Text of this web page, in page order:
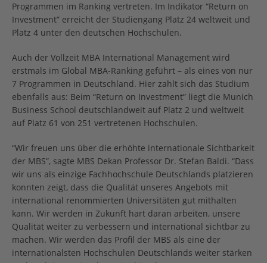
Programmen im Ranking vertreten. Im Indikator “Return on
Investment” erreicht der Studiengang Platz 24 weltweit und
Platz 4 unter den deutschen Hochschulen.
Auch der Vollzeit MBA International Management wird
erstmals im Global MBA-Ranking geführt – als eines von nur
7 Programmen in Deutschland. Hier zahlt sich das Studium
ebenfalls aus: Beim “Return on Investment” liegt die Munich
Business School deutschlandweit auf Platz 2 und weltweit
auf Platz 61 von 251 vertretenen Hochschulen.
“Wir freuen uns über die erhöhte internationale Sichtbarkeit
der MBS”, sagte MBS Dekan Professor Dr. Stefan Baldi. “Dass
wir uns als einzige Fachhochschule Deutschlands platzieren
konnten zeigt, dass die Qualität unseres Angebots mit
international renommierten Universitäten gut mithalten
kann. Wir werden in Zukunft hart daran arbeiten, unsere
Qualität weiter zu verbessern und international sichtbar zu
machen. Wir werden das Profil der MBS als eine der
internationalsten Hochschulen Deutschlands weiter stärken